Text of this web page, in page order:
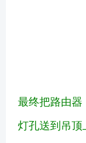
最终把路由
灯孔送到吊顶